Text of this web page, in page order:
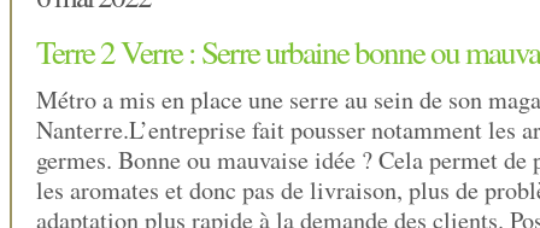
Terre 2 Verre : Serre urbaine bonne ou
Métro a mis en place une serre au sein de son
Nanterre.L’entreprise fait pousser notamment les
germes. Bonne ou mauvaise idée ? Cela permet
les aromates et donc pas de livraison, plus de
adaptation plus rapide à la demande des clients.